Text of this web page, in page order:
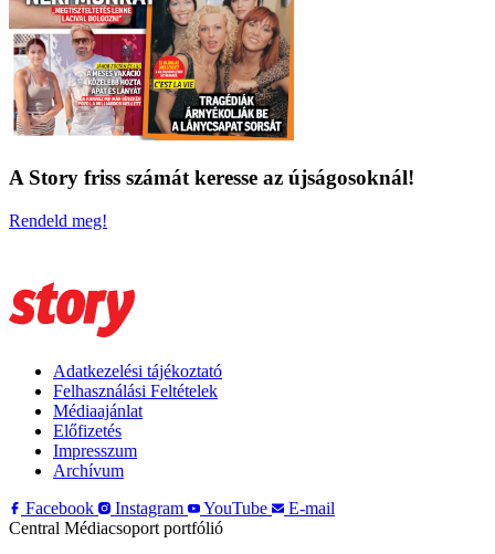
A Story friss számát keresse az újságosoknál!
Rendeld meg!
Adatkezelési tájékoztató
Felhasználási Feltételek
Médiaajánlat
Előfizetés
Impresszum
Archívum
Facebook
Instagram YouTube
E-mail
Central Médiacsoport portfólió